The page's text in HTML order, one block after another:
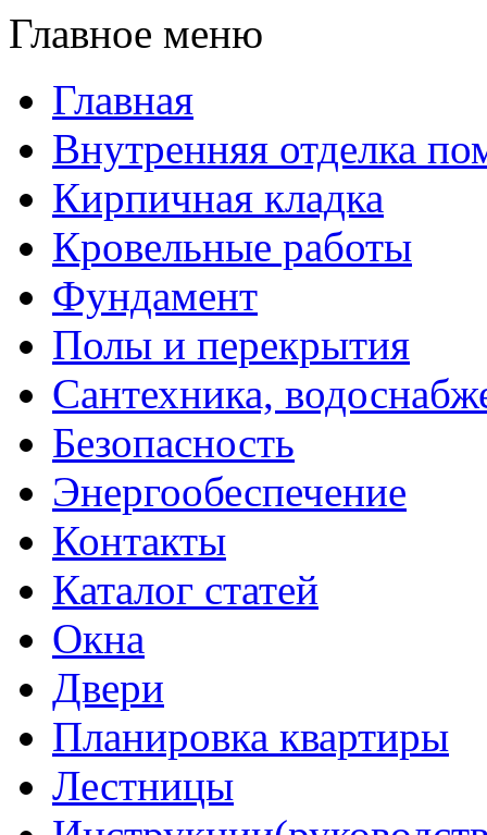
Главное меню
Главная
Внутренняя отделка
Кирпичная кладка
Кровельные работы
Фундамент
Полы и перекрытия
Сантехника,
Безопасность
Энергообеспечение
Контакты
Каталог статей
Окна
Двери
Планировка квартиры
Лестницы